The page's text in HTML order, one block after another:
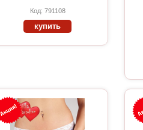
Код: 791108
купить